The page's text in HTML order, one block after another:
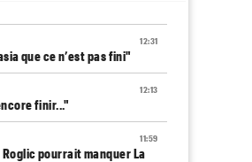
12:31
que ce n’est pas fini"
12:13
finir..."
11:59
pourrait manquer La